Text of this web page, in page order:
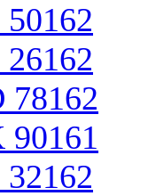
50162
26162
78162
90161
32162